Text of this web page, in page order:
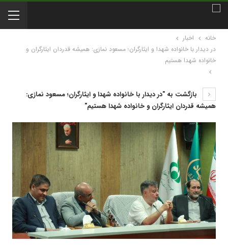
خانه
اخبار
در دیدار با خانواده شهدا و ایثارگران؛ مسعود نمازی: همیشه قدردان ایثارگران و
خانواده شهدا هستیم
بازگشت به "در دیدار با خانواده شهدا و ایثارگران؛ مسعود نمازی:
همیشه قدردان ایثارگران و خانواده شهدا هستیم"